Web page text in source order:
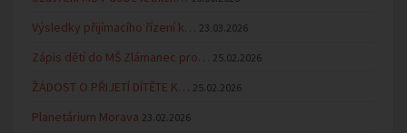
Výsledky přijímacího řízení k… 23.03.2026
Zápis dětí do MŠ Zlámanec pro… 25.02.2026
ŽÁDOST O PŘIJETÍ DÍTĚTE K… 25.02.2026
Planetárium Morava 23.02.2026